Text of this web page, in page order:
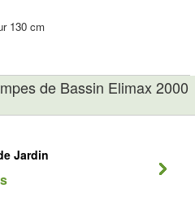
130 cm
de Bassin Elimax 2000
Jardin